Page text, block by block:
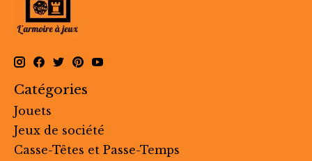
Catégories
Jouets
Jeux de société
Casse-Têtes et Passe-Temps